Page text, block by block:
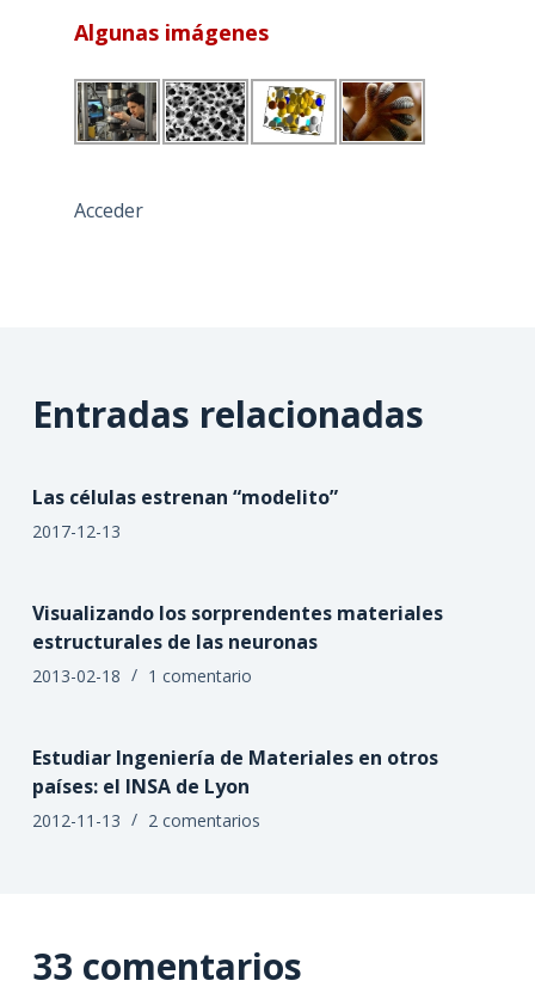
Algunas imágenes
Acceder
Entradas relacionadas
Las células estrenan “modelito”
2017-12-13
Visualizando los sorprendentes materiales
estructurales de las neuronas
2013-02-18 1 comentario
Estudiar Ingeniería de Materiales en otros
países: el INSA de Lyon
2012-11-13 2 comentarios
33 comentarios